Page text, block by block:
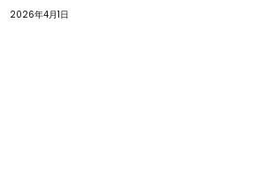
2026年4月1日